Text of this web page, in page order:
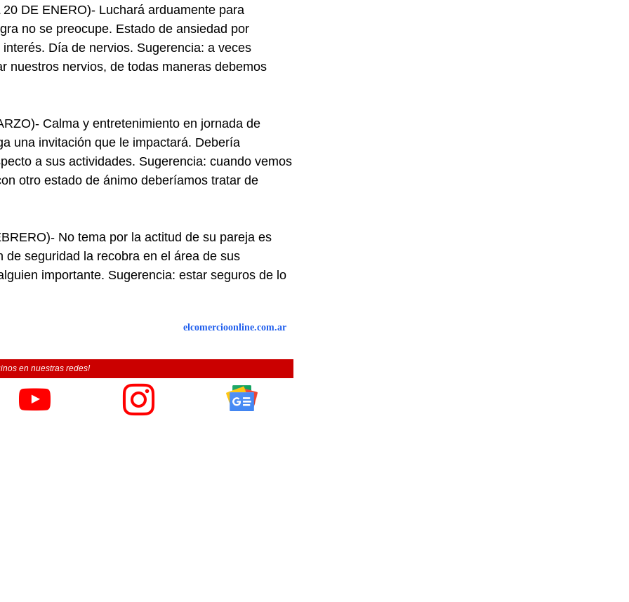
DE ENERO)- Luchará arduamente para
no se preocupe. Estado de ansiedad por
Día de nervios. Sugerencia: a veces
nuestros nervios, de todas maneras debemos
Calma y entretenimiento en jornada de
una invitación que le impactará. Debería
a sus actividades. Sugerencia: cuando vemos
otro estado de ánimo deberíamos tratar de
No tema por la actitud de su pareja es
seguridad la recobra en el área de sus
importante. Sugerencia: estar seguros de lo
elcomercioonline.com.ar
en nuestras redes!